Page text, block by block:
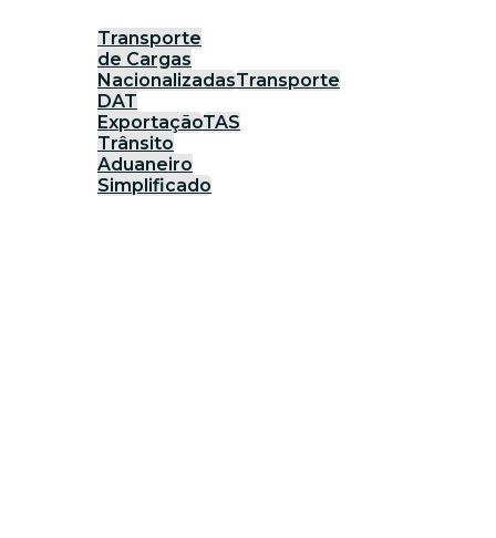
Transporte
de Cargas
NacionalizadasTransporte
DAT
ExportaçãoTAS
Trânsito
Aduaneiro
Simplificado